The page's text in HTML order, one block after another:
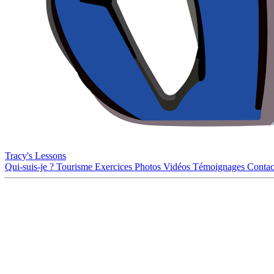
Tracy's Lessons
Qui-suis-je ? Tourisme Exercices Photos Vidéos Témoignages